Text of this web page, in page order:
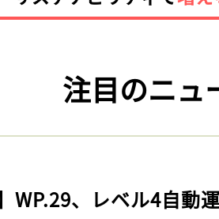
注目のニュ
WP.29、レベル4自動